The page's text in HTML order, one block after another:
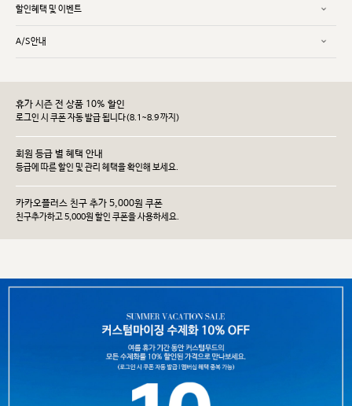
할인혜택 및 이벤트
A/S안내
휴가 시즌 전 상품 10% 할인
로그인 시 쿠폰 자동 발급 됩니다(8.1~8.9 까지)
회원 등급 별 혜택 안내
등급에 따른 할인 및 관리 헤택을 확인해 보세요.
카카오플러스 친구 추가 5,000원 쿠폰
친구추가하고 5,000원 할인 쿠폰을 사용하세요.